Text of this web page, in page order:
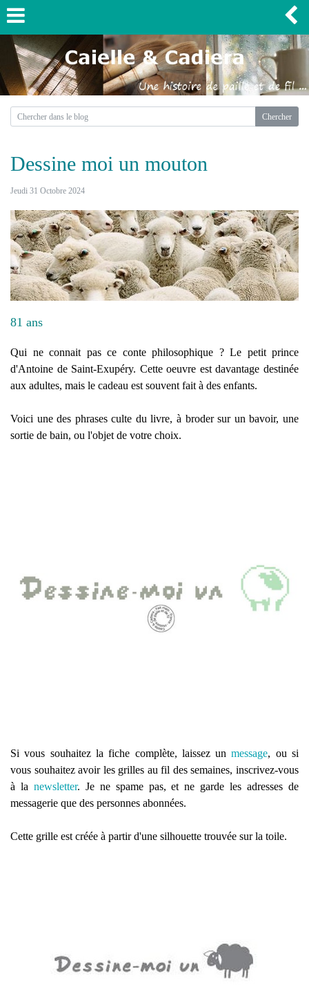
Dessine moi un mouton
Jeudi 31 Octobre 2024
81 ans
Qui ne connait pas ce conte philosophique ? Le petit prince
d'Antoine de Saint-Exupéry. Cette oeuvre est davantage destinée
aux adultes, mais le cadeau est souvent fait à des enfants.
Voici une des phrases culte du livre, à broder sur un bavoir, une
sortie de bain, ou l'objet de votre choix.
Si vous souhaitez la fiche complète, laissez unmessage, ou si
vous souhaitez avoir les grilles au fil des semaines, inscrivez-vous
à la newsletter. Je ne spame pas, et ne garde les adresses de
messagerie que des personnes abonnées.
Cette grille est créée à partir d'une silhouette trouvée sur la toile.